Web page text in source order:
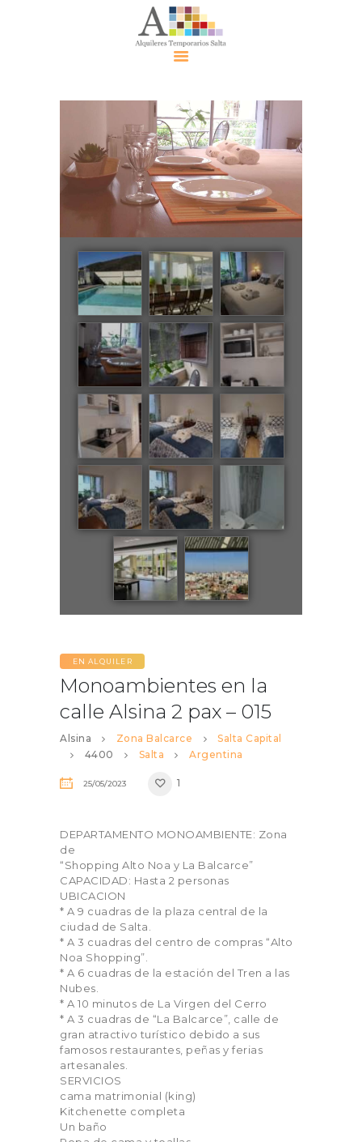
Temporari
o Salta
Alquileres
Contácte
Eventos
Políticas
Política de
Privacidad
EN ALQUILER
Monoambientes en la
calle Alsina 2 pax – 015
Alsina Zona Balcarce
Salta Capital
4400
Salta Argentina
25/05/2023 1
DEPARTAMENTO MONOAMBIENTE: Zona
de
“Shopping Alto Noa y La Balcarce”
CAPACIDAD: Hasta 2 personas
UBICACION
* A 9 cuadras de la plaza central de la
ciudad de Salta.
* A 3 cuadras del centro de compras “Alto
Noa Shopping”.
* A 6 cuadras de la estación del Tren a las
Nubes.
* A 10 minutos de La Virgen del Cerro
* A 3 cuadras de “La Balcarce”, calle de
gran atractivo turístico debido a sus
famosos restaurantes, peñas y ferias
artesanales.
SERVICIOS
cama matrimonial (king)
Kitchenette completa
Un baño